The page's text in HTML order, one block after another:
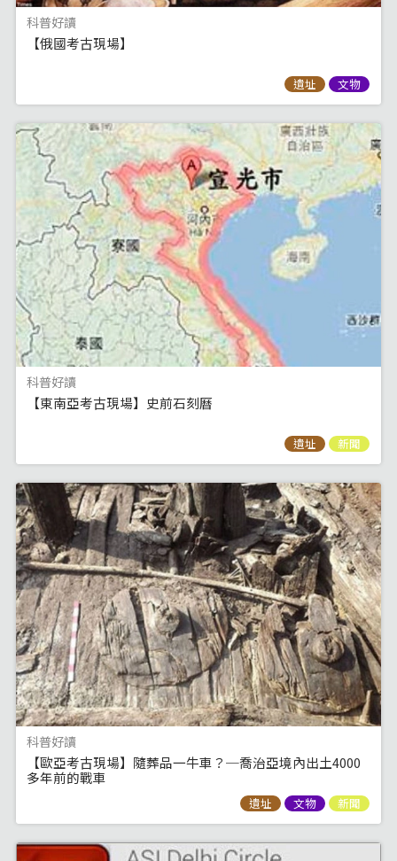
科普好讀
【俄國考古現場】
遺址 文物
科普好讀
【東南亞考古現場】史前石刻曆
遺址 新聞
科普好讀
【歐亞考古現場】隨葬品一牛車？─喬治亞境內出土4000
多年前的戰車
遺址 文物 新聞